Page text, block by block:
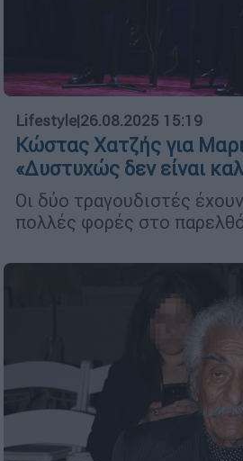
Lifestyle|26.08.2025 15:19
Κώστας Χατζής για
«Δυστυχώς δεν είναι
Οι δύο τραγουδιστές
πολλές φορές στο